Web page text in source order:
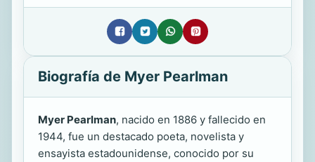
Biografía de Myer Pearlman
Myer Pearlman, nacido en 1886 y fallecido en
1944, fue un destacado poeta, novelista y
ensayista estadounidense, conocido por su